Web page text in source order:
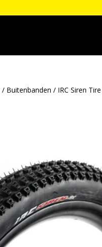
/ Buitenbanden / IRC Siren